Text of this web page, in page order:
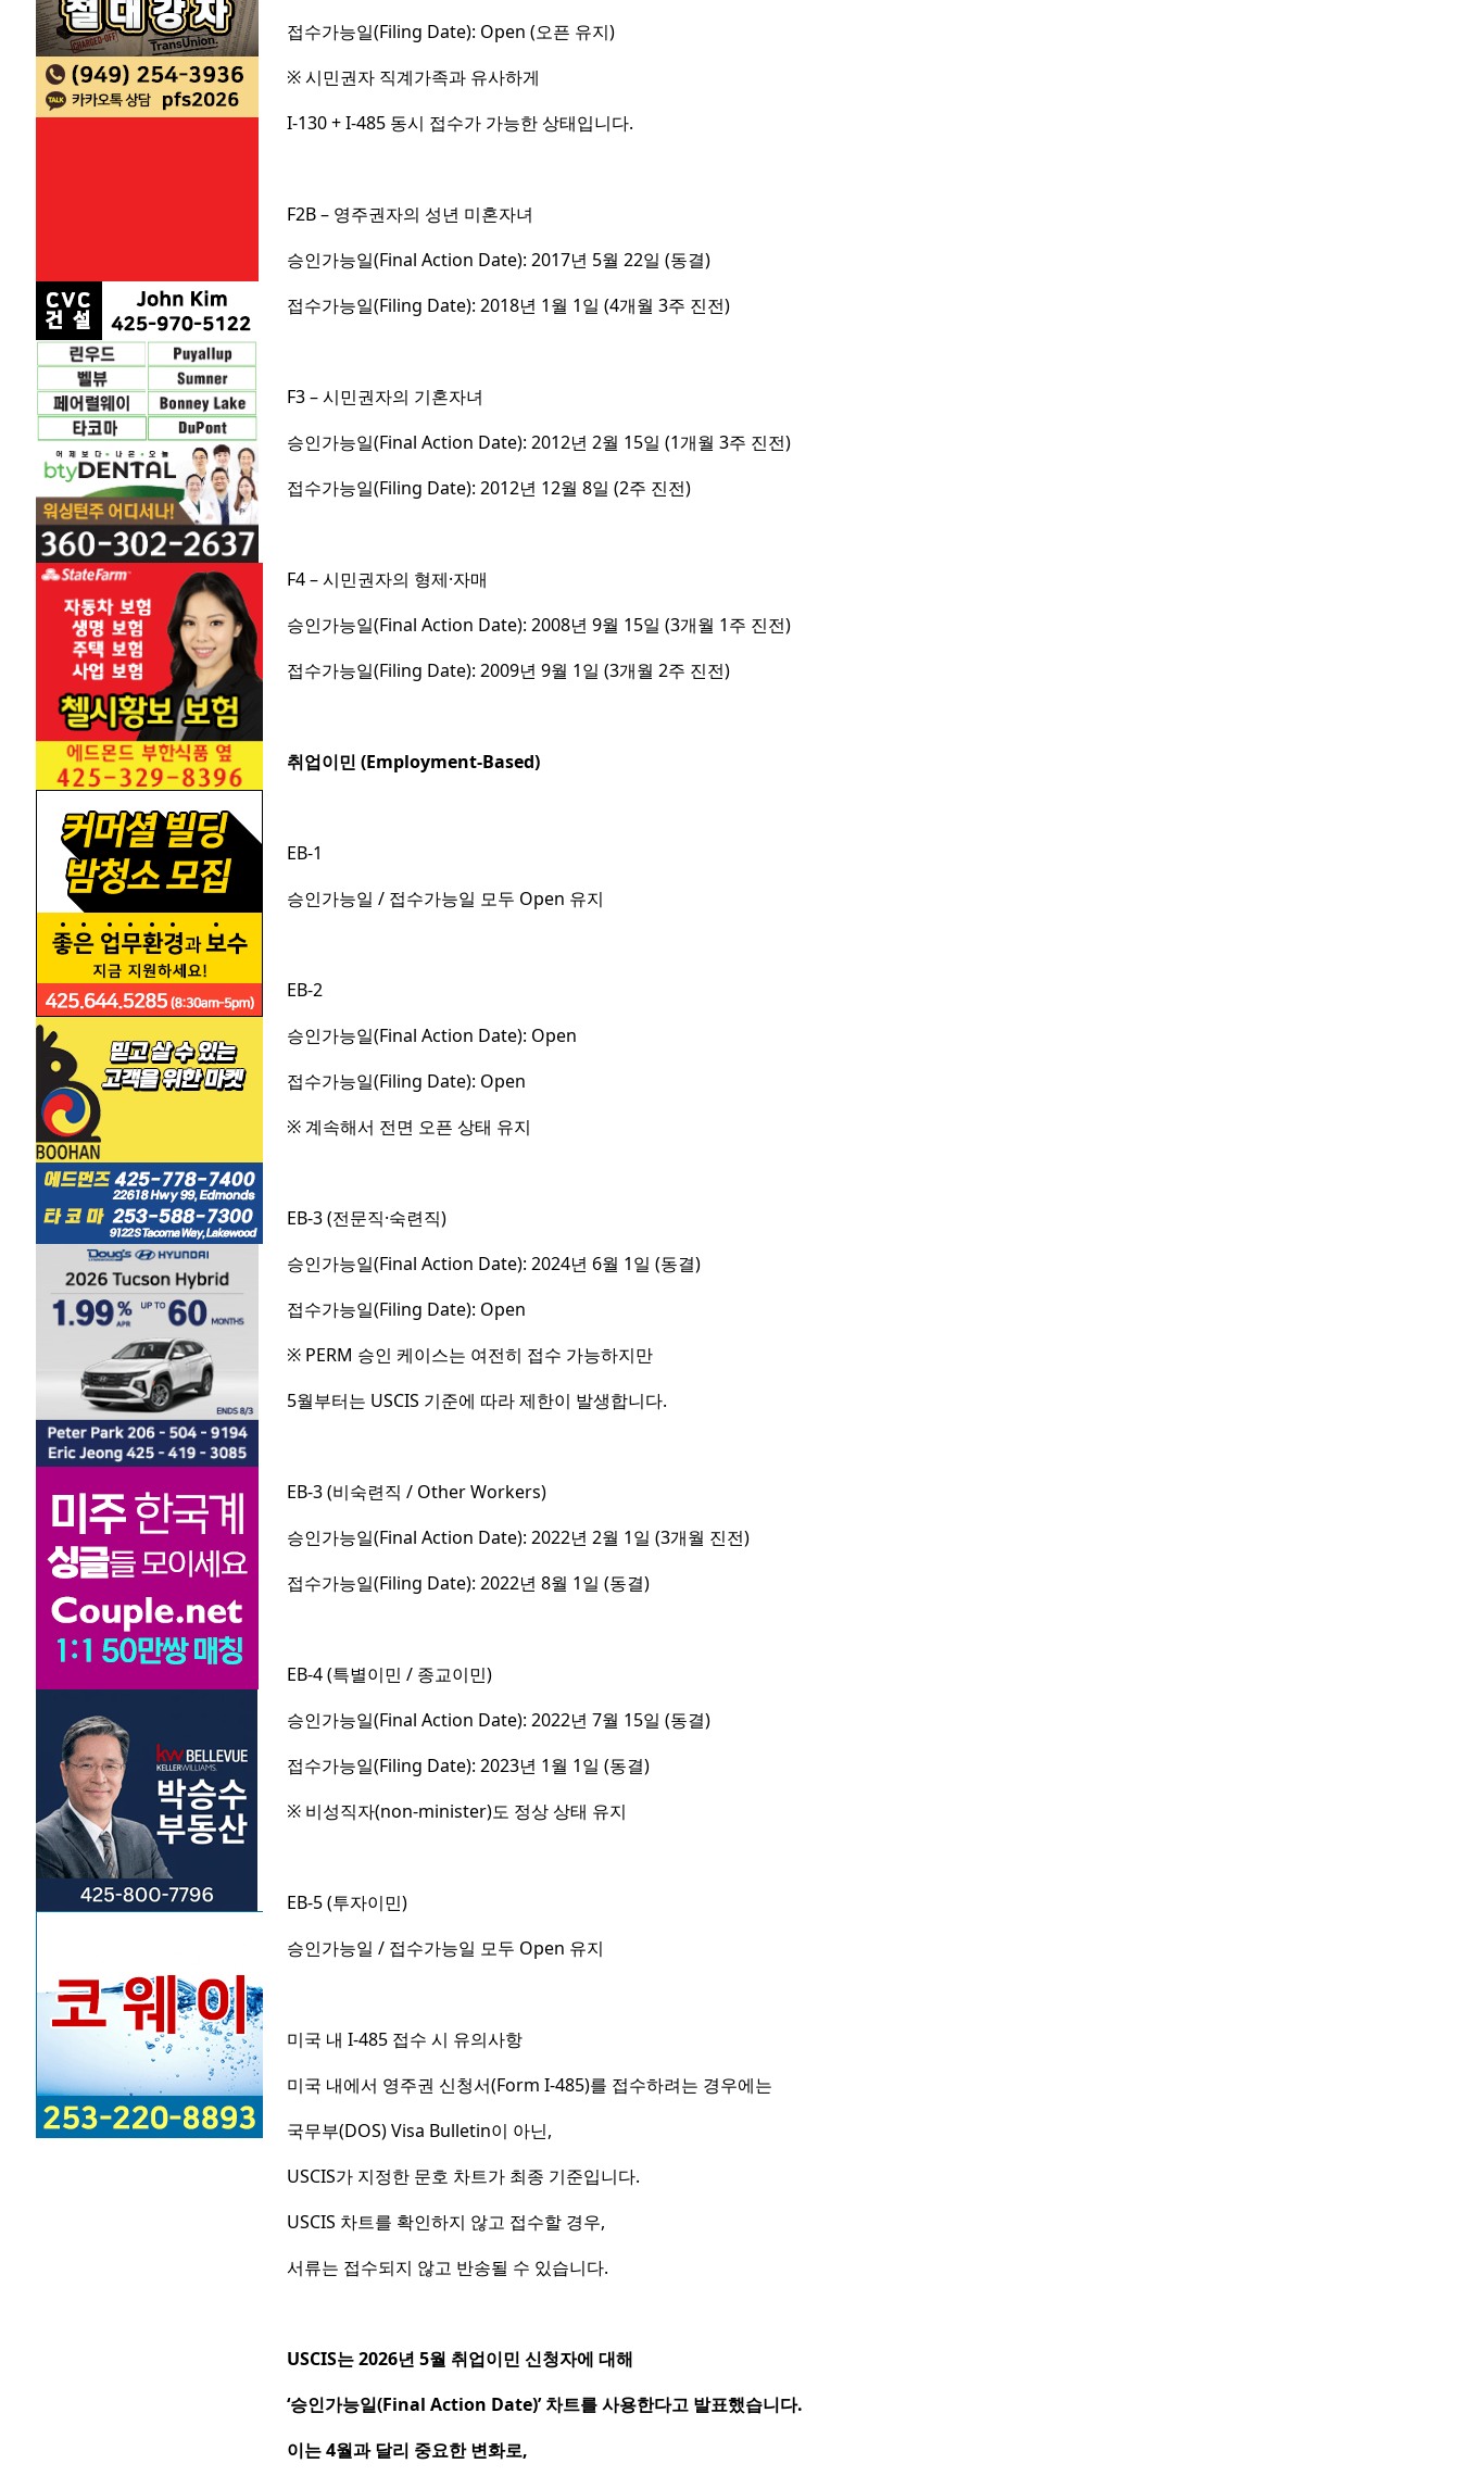
접수가능일(Filing Date): Open (오픈 유지)
※ 시민권자 직계가족과 유사하게
I-130 + I-485 동시 접수가 가능한 상태입니다.
F2B – 영주권자의 성년 미혼자녀
승인가능일(Final Action Date): 2017년 5월 22일 (동결)
접수가능일(Filing Date): 2018년 1월 1일 (4개월 3주 진전)
F3 – 시민권자의 기혼자녀
승인가능일(Final Action Date): 2012년 2월 15일 (1개월 3주 진전)
접수가능일(Filing Date): 2012년 12월 8일 (2주 진전)
F4 – 시민권자의 형제·자매
승인가능일(Final Action Date): 2008년 9월 15일 (3개월 1주 진전)
접수가능일(Filing Date): 2009년 9월 1일 (3개월 2주 진전)
취업이민 (Employment-Based)
EB-1
승인가능일 / 접수가능일 모두 Open 유지
EB-2
승인가능일(Final Action Date): Open
접수가능일(Filing Date): Open
※ 계속해서 전면 오픈 상태 유지
EB-3 (전문직·숙련직)
승인가능일(Final Action Date): 2024년 6월 1일 (동결)
접수가능일(Filing Date): Open
※ PERM 승인 케이스는 여전히 접수 가능하지만
5월부터는 USCIS 기준에 따라 제한이 발생합니다.
EB-3 (비숙련직 / Other Workers)
승인가능일(Final Action Date): 2022년 2월 1일 (3개월 진전)
접수가능일(Filing Date): 2022년 8월 1일 (동결)
EB-4 (특별이민 / 종교이민)
승인가능일(Final Action Date): 2022년 7월 15일 (동결)
접수가능일(Filing Date): 2023년 1월 1일 (동결)
※ 비성직자(non-minister)도 정상 상태 유지
EB-5 (투자이민)
승인가능일 / 접수가능일 모두 Open 유지
미국 내 I-485 접수 시 유의사항
미국 내에서 영주권 신청서(Form I-485)를 접수하려는 경우에는
국무부(DOS) Visa Bulletin이 아닌,
USCIS가 지정한 문호 차트가 최종 기준입니다.
USCIS 차트를 확인하지 않고 접수할 경우,
서류는 접수되지 않고 반송될 수 있습니다.
USCIS는 2026년 5월 취업이민 신청자에 대해
‘승인가능일(Final Action Date)’ 차트를 사용한다고 발표했습니다.
이는 4월과 달리 중요한 변화로,